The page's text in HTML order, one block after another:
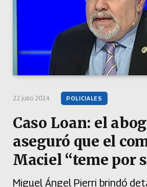
22 julio 2024 POLICIALES
Caso Loan: el
aseguró que el
Maciel “teme por
Miguel Ángel Pierri brindó